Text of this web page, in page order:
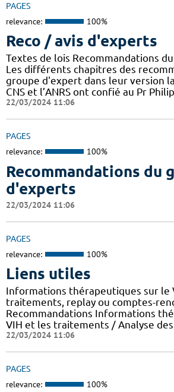
PAGES
relevance: 100%
Reco / avis d'experts
Textes de lois Recommandations
Les différents chapitres des
groupe d'expert dans leur version
CNS et l’ANRS ont confié au Pr
22/03/2024 11:06
PAGES
relevance: 100%
Recommandations du
d'experts
22/03/2024 11:06
PAGES
relevance: 100%
Liens utiles
Informations thérapeutiques sur le
traitements, replay ou comptes-
Recommandations Informations
VIH et les traitements / Analyse
22/03/2024 11:06
PAGES
relevance: 100%